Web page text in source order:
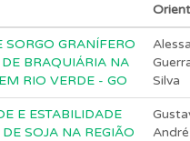
SORGO GRANÍFERO
BRAQUIÁRIA NA
RIO VERDE - GO
Silva
E ESTABILIDADE
SOJA NA REGIÃO
André